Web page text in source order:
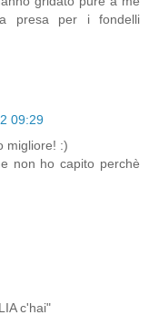
presa per i fondelli
09:29
migliore! :)
non ho capito perchè
c'hai"